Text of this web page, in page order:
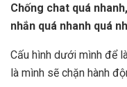
Chống chat quá
nhắn quá nhanh quá
Cấu hình dưới mình để
là mình sẽ chặn hành